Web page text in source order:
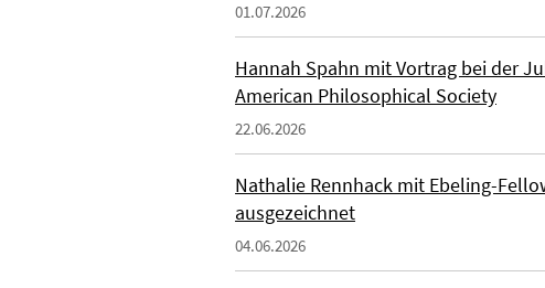
01.07.2026
Hannah Spahn mit Vortrag bei der
American Philosophical Society
22.06.2026
Nathalie Rennhack mit Ebeling-
ausgezeichnet
04.06.2026